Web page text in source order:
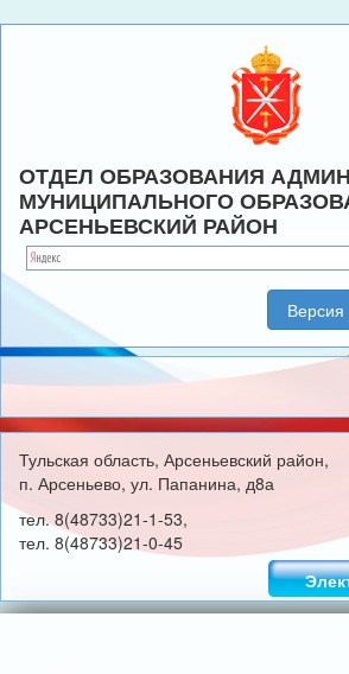
ОТДЕЛ ОБРАЗОВАНИЯ
МУНИЦИПАЛЬНОГО
АРСЕНЬЕВСКИЙ РАЙОН
Тульская область, Арсеньевский район,
п. Арсеньево, ул. Папанина, д8а
тел. 8(48733)21-1-53,
тел. 8(48733)21-0-45